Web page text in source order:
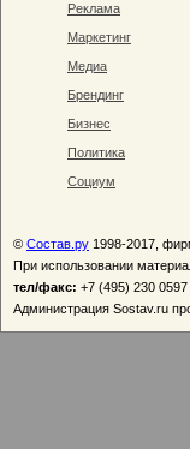
Реклама
Маркетинг
Медиа
Брендинг
Бизнес
Политика
Социум
© Состав.ру 1998-2017,
При использовании
тел/факс: +7 (495) 230 0597
Администрация Sostav.ru